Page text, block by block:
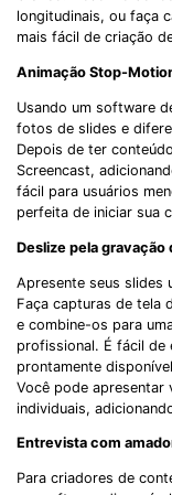
longitudinais, ou faça
mais fácil de criação
Animação Stop-
Usando um software
fotos de slides e
Depois de ter
Screencast,
fácil para usuários
perfeita de iniciar sua
Deslize pela gravação
Apresente seus slides
Faça capturas de tela
e combine-os para
profissional. É fácil
prontamente
Você pode apresentar
individuais,
Entrevista com
Para criadores de